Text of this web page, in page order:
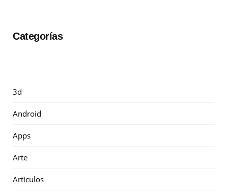
Categorías
3d
Android
Apps
Arte
Artículos